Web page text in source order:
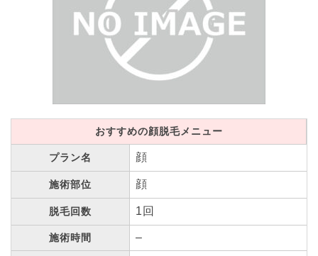
おすすめの顔脱毛メニュー
プラン名 顔
施術部位 顔
脱毛回数 1回
施術時間 –